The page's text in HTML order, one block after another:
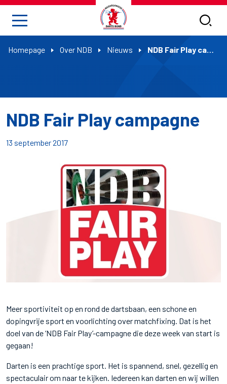
Homepage Over NDB Nieuws NDB Fair Play campagne
NDB Fair Play campagne
13 september 2017
Meer sportiviteit op en rond de dartsbaan, een schone en
dopingvrije sport en voorlichting over matchfixing. Dat is het
doel van de ‘NDB Fair Play’-campagne die deze week van start is
gegaan!
Darten is een prachtige sport. Het is spannend, snel, gezellig en
spectaculair om naar te kijken. Iedereen kan darten en wij willen